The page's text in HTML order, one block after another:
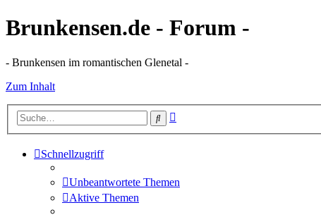
Brunkensen.de - Forum -
- Brunkensen im romantischen Glenetal -
Zum Inhalt
Suche
Schnellzugriff
Unbeantwortete Themen
Aktive Themen